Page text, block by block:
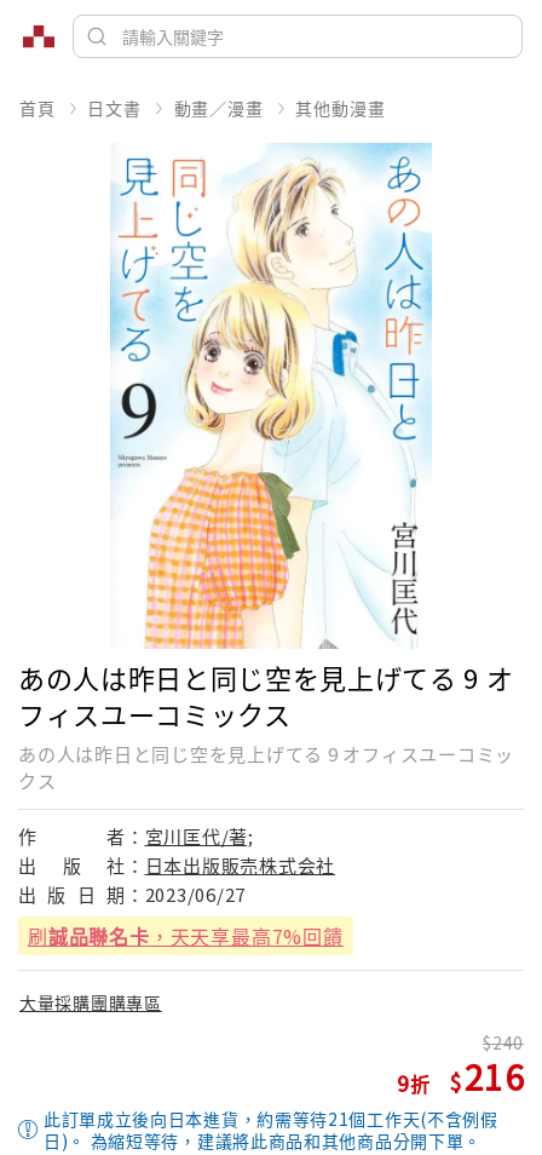
首頁 日文書 動畫／漫畫 其他動漫畫
あの人は昨日と同じ空を見上げてる 9 オ
フィスユーコミックス
あの人は昨日と同じ空を見上げてる 9 オフィスユーコミッ
クス
作 者： 宮川匡代/著;
出
版 社： 日本出版販売株式会社
出 版 日 期： 2023/06/27
刷誠品聯名卡 ，天天享最高7%回饋
大量採購團購專區
9
240
216
此訂單成立後向日本進貨，約需等待21個工作天(不含例假
日)。 為縮短等待，建議將此商品和其他商品分開下單。